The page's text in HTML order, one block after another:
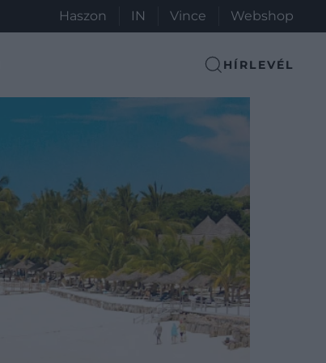
Haszon IN Vince Webshop
HÍRLEVÉL